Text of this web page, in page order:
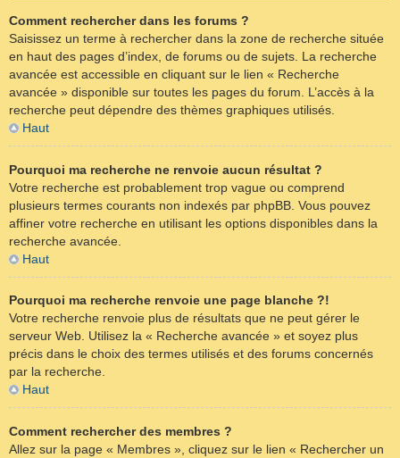
Comment rechercher dans les forums ?
Saisissez un terme à rechercher dans la zone de recherche située
en haut des pages d’index, de forums ou de sujets. La recherche
avancée est accessible en cliquant sur le lien « Recherche
avancée » disponible sur toutes les pages du forum. L’accès à la
recherche peut dépendre des thèmes graphiques utilisés.
Haut
Pourquoi ma recherche ne renvoie aucun résultat ?
Votre recherche est probablement trop vague ou comprend
plusieurs termes courants non indexés par phpBB. Vous pouvez
affiner votre recherche en utilisant les options disponibles dans la
recherche avancée.
Haut
Pourquoi ma recherche renvoie une page blanche ?!
Votre recherche renvoie plus de résultats que ne peut gérer le
serveur Web. Utilisez la « Recherche avancée » et soyez plus
précis dans le choix des termes utilisés et des forums concernés
par la recherche.
Haut
Comment rechercher des membres ?
Allez sur la page « Membres », cliquez sur le lien « Rechercher un